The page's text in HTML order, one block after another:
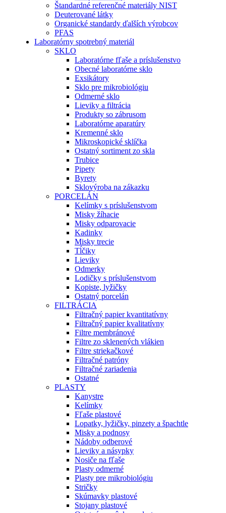
Štandardné referenčné materiály NIST
Deuterované látky
Organické standardy ďalších výrobcov
PFAS
Laboratórny spotrebný materiál
SKLO
Laboratórne fľaše a príslušenstvo
Obecné laboratórne sklo
Exsikátory
Sklo pre mikrobiológiu
Odmerné sklo
Lieviky a filtrácia
Produkty so zábrusom
Laboratórne aparatúry
Kremenné sklo
Mikroskopické sklíčka
Ostatný sortiment zo skla
Trubice
Pipety
Byrety
Sklovýroba na zákazku
PORCELÁN
Kelímky s príslušenstvom
Misky žíhacie
Misky odparovacie
Kadinky
Misky trecie
Tĺčiky
Lieviky
Odmerky
Lodičky s príslušenstvom
Kopiste, lyžičky
Ostatný porcelán
FILTRÁCIA
Filtračný papier kvantitatívny
Filtračný papier kvalitatívny
Filtre membránové
Filtre zo sklenených vlákien
Filtre striekačkové
Filtračné patróny
Filtračné zariadenia
Ostatné
PLASTY
Kanystre
Kelímky
Fľaše plastové
Lopatky, lyžičky, pinzety a špachtle
Misky a podnosy
Nádoby odberové
Lieviky a násypky
Nosiče na fľaše
Plasty odmerné
Plasty pre mikrobiológiu
Stričky
Skúmavky plastové
Stojany plastové